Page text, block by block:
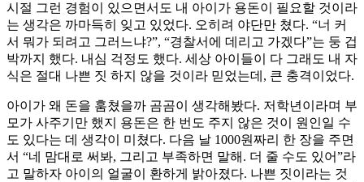
시절 그런 경험이 있으면서도 내 아이가 용돈이 필요할 것이라
는 생각은 까마득히 잊고 있었다. 오히려 야단만 쳤다. “너 커
서 뭐가 되려고 그러느냐?”, “경찰서에 데리고 가겠다”는 둥 겁
박까지 했다. 내심 걱정도 했다. 세상 아이들이 다 그래도 내 자
식은 절대 나쁜 짓 하지 않을 것이라 믿었는데, 큰 충격이었다.
아이가 왜 돈을 훔쳤을까 곰곰이 생각해봤다. 저학년이라며 부
모가 사주기만 했지 용돈은 한 번도 주지 않은 것이 원인일 수
도 있다는 데 생각이 미쳤다. 다음 날 1000원짜리 한 장을 주면
서 “네 맘대로 써봐, 그리고 부족하면 말해. 더 줄 수도 있어”라
고 말하자 아이의 얼굴이 환하게 밝아졌다. 나쁜 짓이라는 것